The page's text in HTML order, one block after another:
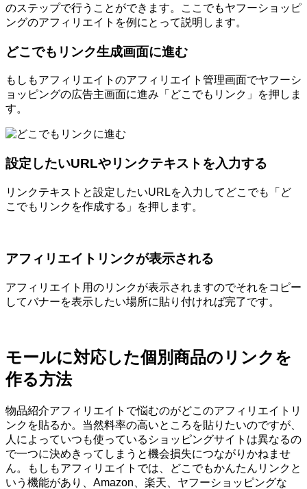
のステップで行うことができます。ここでもヤフーショッピ
ングのアフィリエイトを例にとって説明します。
どこでもリンク生成画面に進む
もしもアフィリエイトのアフィリエイト管理画面でヤフーシ
ョッピングの広告主画面に進み「どこでもリンク」を押しま
す。
設定したいURLやリンクテキストを入力する
リンクテキストと設定したいURLを入力してどこでも「ど
こでもリンクを作成する」を押します。
アフィリエイトリンクが表示される
アフィリエイト用のリンクが表示されますのでそれをコピー
してバナーを表示したい場所に貼り付ければ完了です。
モールに対応した個別商品のリンクを
作る方法
物品紹介アフィリエイトで悩むのがどこのアフィリエイトリ
ンクを貼るか。当然料率の高いところを貼りたいのですが、
人によっていつも使っているショッピングサイトは異なるの
で一つに決めきってしまうと機会損失につながりかねませ
ん。もしもアフィリエイトでは、どこでもかんたんリンクと
いう機能があり、Amazon、楽天、ヤフーショッピングな